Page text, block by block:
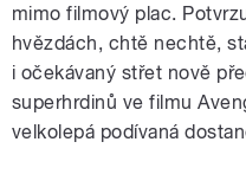
mimo filmový plac.
hvězdách, chtě nechtě,
i očekávaný střet nově
superhrdinů ve filmu
velkolepá podívaná